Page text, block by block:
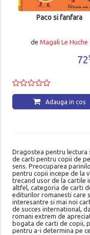
Paco si fanfara
deMagali Le Huche
72
Adauga in cos
Dragostea pentru lectura
de carti pentru copii de
sens. Preocuparea
pentru copii incepe de la
trecand usor de la cartile
altfel, categoria de carti
editurilor romanesti care
interesantre si mai noi
de succes international,
romani extrem de
bogata de carti de copii,
pentru a-i determina pe